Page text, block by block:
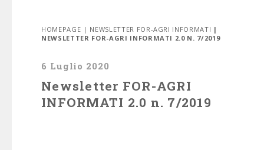
HOMEPAGE | NEWSLETTER FOR-AGRI INFORMATI |
NEWSLETTER FOR-AGRI INFORMATI 2.0 N. 7/2019
6 Luglio 2020
Newsletter FOR-AGRI
INFORMATI 2.0 n. 7/2019